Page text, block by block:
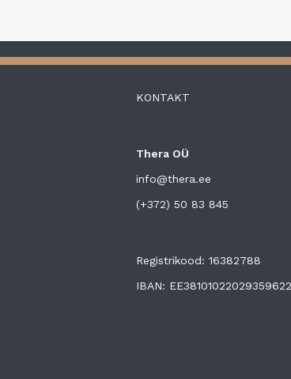
KONTAKT
Thera OÜ
info@thera.ee
(+372) 50 83 845
Registrikood: 16382788
IBAN: